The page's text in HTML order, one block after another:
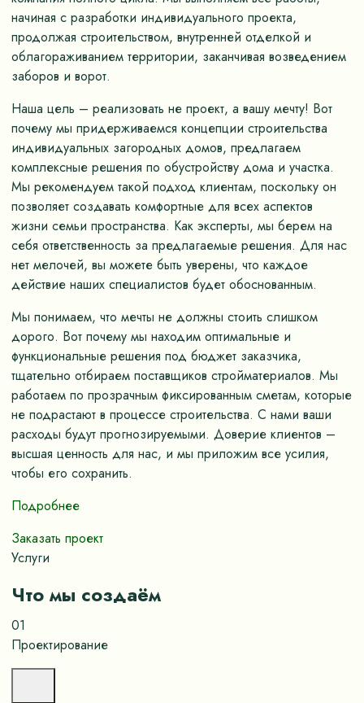
начиная с разработки индивидуального проекта,
продолжая строительством, внутренней отделкой и
облагораживанием территории, заканчивая возведением
заборов и ворот.
Наша цель – реализовать не проект, а вашу мечту! Вот
почему мы придерживаемся концепции строительства
индивидуальных загородных домов, предлагаем
комплексные решения по обустройству дома и участка.
Мы рекомендуем такой подход клиентам, поскольку он
позволяет создавать комфортные для всех аспектов
жизни семьи пространства. Как эксперты, мы берем на
себя ответственность за предлагаемые решения. Для нас
нет мелочей, вы можете быть уверены, что каждое
действие наших специалистов будет обоснованным.
Мы понимаем, что мечты не должны стоить слишком
дорого. Вот почему мы находим оптимальные и
функциональные решения под бюджет заказчика,
тщательно отбираем поставщиков стройматериалов. Мы
работаем по прозрачным фиксированным сметам, которые
не подрастают в процессе строительства. С нами ваши
расходы будут прогнозируемыми. Доверие клиентов –
высшая ценность для нас, и мы приложим все усилия,
чтобы его сохранить.
Подробнее
Заказать проект
Услуги
Что мы создаём
01
Проектирование